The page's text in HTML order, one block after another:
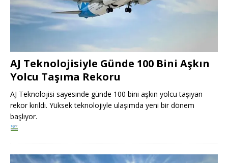
AJ Teknolojisiyle Günde 100 Bini Aşkın
Yolcu Taşıma Rekoru
AJ Teknolojisi sayesinde günde 100 bini aşkın yolcu taşıyan
rekor kırıldı. Yüksek teknolojiyle ulaşımda yeni bir dönem
başlıyor.